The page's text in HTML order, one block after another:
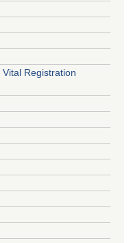
Vital Registration